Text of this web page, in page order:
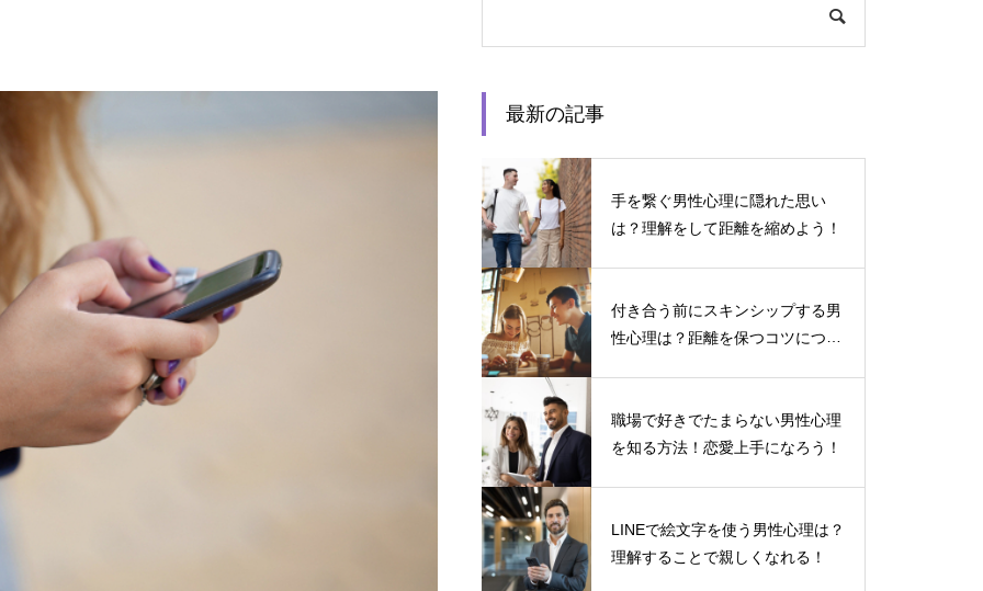
最新の記事
手を繋ぐ男性心理に隠れた思い
は？理解をして距離を縮めよう！
付き合う前にスキンシップする男
性心理は？距離を保つコツについ
職場で好きでたまらない男性心理
を知る方法！恋愛上手になろう！
LINEで絵文字を使う男性心理は？
理解することで親しくなれる！